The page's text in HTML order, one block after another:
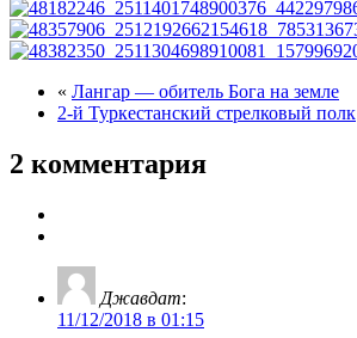
« Лангар — обитель Бога на земле
2-й Туркестанский стрелковый полк
2 комментария
Джавдат:
11/12/2018 в 01:15